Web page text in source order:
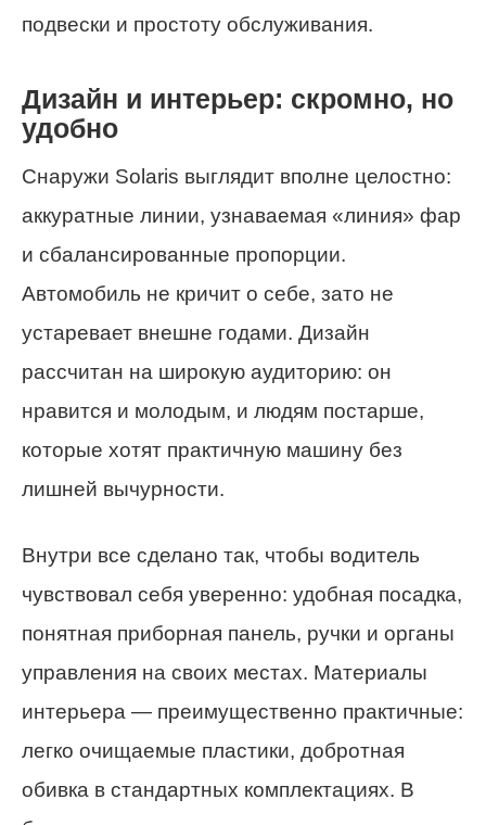
подвески и простоту обслуживания.
Дизайн и интерьер: скромно, но
удобно
Снаружи Solaris выглядит вполне целостно:
аккуратные линии, узнаваемая «линия» фар
и сбалансированные пропорции.
Автомобиль не кричит о себе, зато не
устаревает внешне годами. Дизайн
рассчитан на широкую аудиторию: он
нравится и молодым, и людям постарше,
которые хотят практичную машину без
лишней вычурности.
Внутри все сделано так, чтобы водитель
чувствовал себя уверенно: удобная посадка,
понятная приборная панель, ручки и органы
управления на своих местах. Материалы
интерьера — преимущественно практичные:
легко очищаемые пластики, добротная
обивка в стандартных комплектациях. В